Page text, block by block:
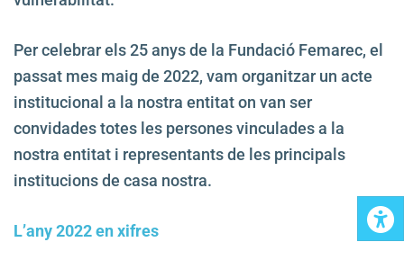
Per celebrar els 25 anys de la Fundació Femarec, el
passat mes maig de 2022, vam organitzar un acte
institucional a la nostra entitat on van ser
convidades totes les persones vinculades a la
nostra entitat i representants de les principals
institucions de casa nostra.
L’any 2022 en xifres